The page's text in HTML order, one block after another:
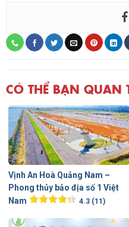
CÓ THỂ BẠN QUAN
Vịnh An Hoà Quảng Nam –
Phong thủy bảo địa số 1 Việt
Nam
4.3 (11)